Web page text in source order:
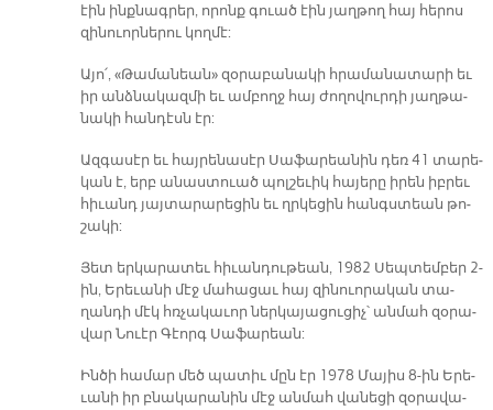
էին ինք­նագ­րեր, ո­րոնք գուած էին յաղ­թող հայ հե­րոս
զի­նուոր­նե­րու կող­մէ:
Ա­յո՛, «Թա­մա­նեան» զօ­րա­բա­նա­կի հրա­մա­նա­տա­րի եւ
իր անձ­նա­կազ­մի եւ ամ­բողջ հայ ժո­ղո­վուր­դի յաղ­թա­
նա­կի հան­դէսն էր:
Ազ­գա­սէր եւ հայ­րե­նա­սէր Սա­ֆա­րեա­նին դեռ 41 տա­րե­
կան է, երբ ա­նաս­տուած պոլ­շե­ւիկ հա­յե­րը ի­րեն իբ­րեւ
հի­ւանդ յայ­տա­րա­րե­ցին եւ ղրկե­ցին հանգս­տեան թո­
շա­կի:
Յետ եր­կա­րա­տեւ հի­ւան­դու­թեան, 1982 Սեպ­տեմ­բեր 2-
ին, Ե­րե­ւա­նի մէջ մա­հա­ցաւ հայ զի­նուո­րա­կան տա­
ղան­դի մէկ հռչա­կա­ւոր ներ­կա­յա­ցու­ցիչ՝ ան­մահ զօ­րա­
վար Նուէր Գէորգ Սա­ֆա­րեան:
Ին­ծի հա­մար մեծ պա­տիւ մըն էր 1978 Մա­յիս 8-ին Ե­րե­
ւա­նի իր բնա­կա­րա­նին մէջ ան­մահ վա­նե­ցի զօ­րա­վա­